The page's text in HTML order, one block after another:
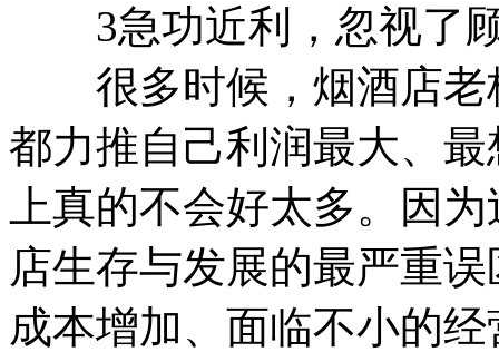
3急功近利，忽视了
很多时候，烟酒店老
都力推自己利润最大、
上真的不会好太多。因
店生存与发展的最严重
成本增加、面临不小的